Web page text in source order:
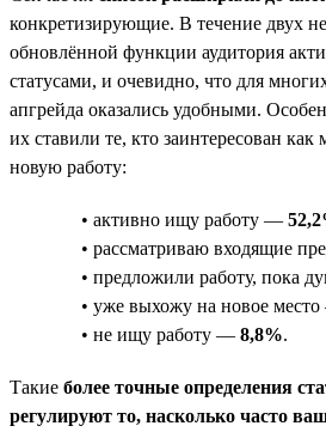
конкретизирующие. В течение двух
обновлённой функции аудитория
статусами, и очевидно, что для
апгрейда оказались удобными.
их ставили те, кто заинтересован
новую работу:
• активно ищу работу —
• рассматриваю входящие
• предложили работу, пока
• уже выхожу на новое
• не ищу работу — 8,8%.
Такие более точные определения
регулируют то, насколько часто